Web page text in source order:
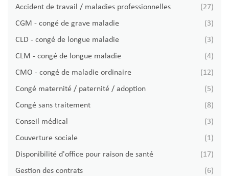
Thématique
Accident de travail / maladies professionnelles
(27)
CGM - congé de grave maladie
(3)
CLD - congé de longue maladie
(3)
CLM - congé de longue maladie
(4)
CMO - congé de maladie ordinaire
(12)
Congé maternité / paternité / adoption
(5)
Congé sans traitement
(8)
Conseil médical
(3)
Couverture sociale
(1)
Disponibilité d'office pour raison de santé
(17)
Gestion des contrats
(6)